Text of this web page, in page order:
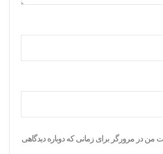
من در مرورگر برای زمانی که دوباره دیدگاهی